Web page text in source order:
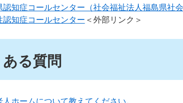
認知症コールセンター（社会福祉法人福島県社会
認知症コールセンター ＜外部リンク＞
る質問
人ホームについて教えてください。